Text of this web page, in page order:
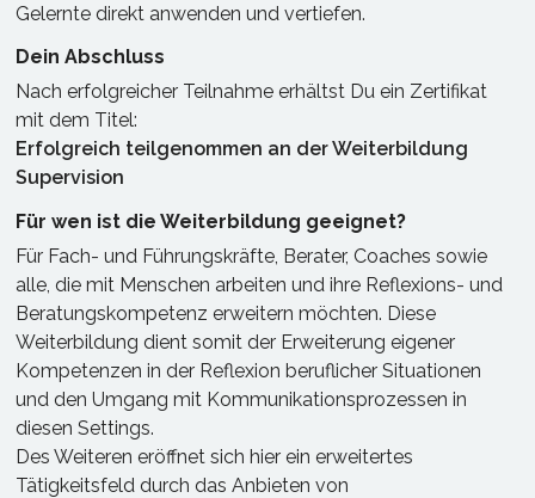
Gelernte direkt anwenden und vertiefen.
Dein Abschluss
Nach erfolgreicher Teilnahme erhältst Du ein Zertifikat
mit dem Titel:
Erfolgreich teilgenommen an der Weiterbildung
Supervision
Für wen ist die Weiterbildung geeignet?
Für Fach- und Führungskräfte, Berater, Coaches sowie
alle, die mit Menschen arbeiten und ihre Reflexions- und
Beratungskompetenz erweitern möchten. Diese
Weiterbildung dient somit der Erweiterung eigener
Kompetenzen in der Reflexion beruflicher Situationen
und den Umgang mit Kommunikationsprozessen in
diesen Settings.
Des Weiteren eröffnet sich hier ein erweitertes
Tätigkeitsfeld durch das Anbieten von